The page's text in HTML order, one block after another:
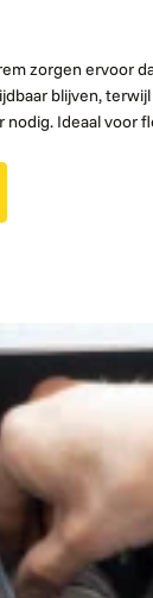
zorgen ervoor
blijven,
Ideaal voor